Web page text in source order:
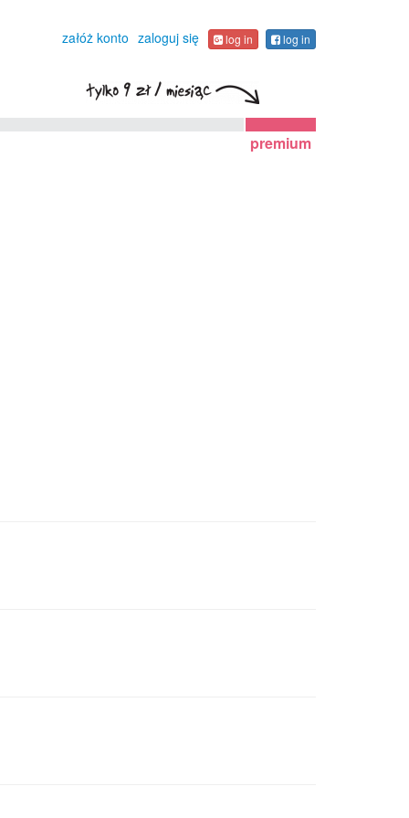
załóż konto zaloguj się log in log in
premium